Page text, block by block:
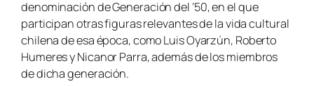
denominación de Generación del ’50, en el que
participan otras figuras relevantes de la vida cultural
chilena de esa época, como Luis Oyarzún, Roberto
Humeres y Nicanor Parra, además de los miembros
de dicha generación.